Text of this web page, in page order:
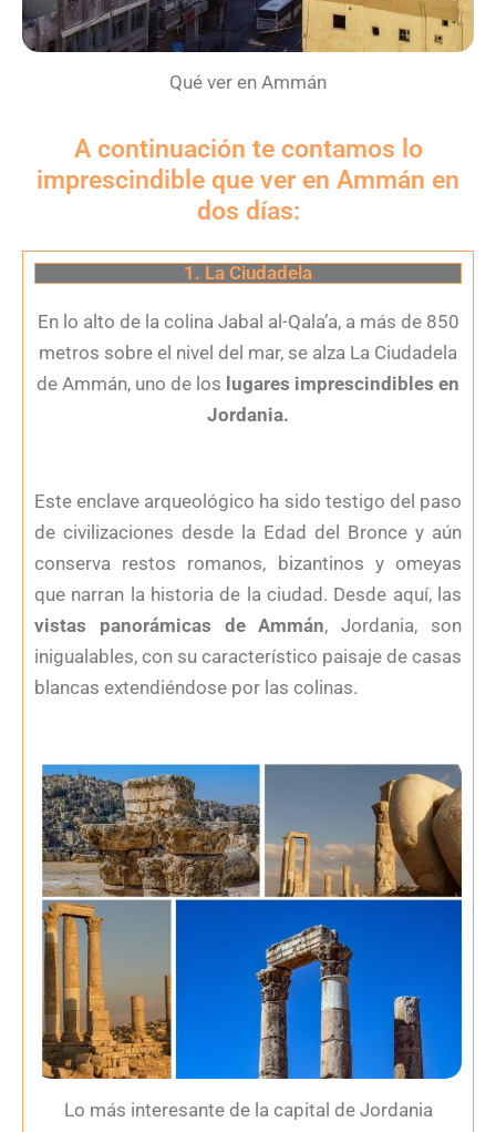
Qué ver en Ammán
A continuación te contamos lo
imprescindible que ver en Ammán en
dos días:
1. La Ciudadela
En lo alto de la colina Jabal al-Qala’a, a más de 850
metros sobre el nivel del mar, se alza La Ciudadela
de Ammán, uno de los lugares imprescindibles en
Jordania.
Este enclave arqueológico ha sido testigo del paso
de civilizaciones desde la Edad del Bronce y aún
conserva restos romanos, bizantinos y omeyas
que narran la historia de la ciudad. Desde aquí, las
vistas panorámicas de Ammán, Jordania, son
inigualables, con su característico paisaje de casas
blancas extendiéndose por las colinas.
Lo más interesante de la capital de Jordania